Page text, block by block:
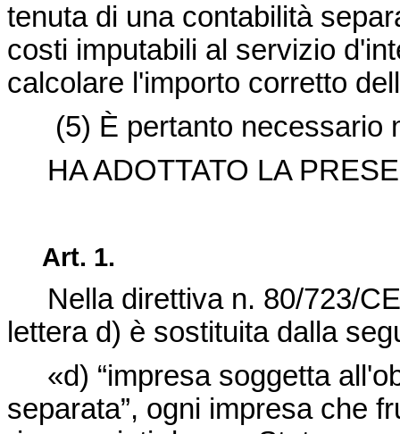
tenuta di una contabilità
costi imputabili al servizio
calcolare l'importo corretto
(5) È pertanto necessario
HA ADOTTATO LA
Art. 1.
Nella direttiva n. 80/723/
lettera d) è sostituita dalla
«d) “impresa soggetta
separata”, ogni impresa che